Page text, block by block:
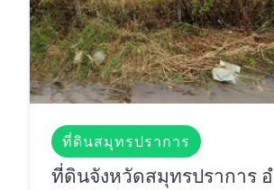
ที่ดินสมุทรปราการ
ที่ดินจังหวัดสมุทรปราการ อ